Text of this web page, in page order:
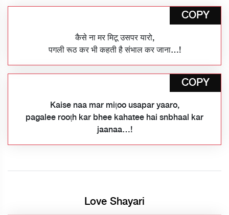
COPY
कैसे ना मर मिटू उसपर यारो,
पगली रूठ कर भी कहती है संभाल कर जाना…!
COPY
Kaise naa mar miṭoo usapar yaaro,
pagalee rooṭh kar bhee kahatee hai snbhaal kar
jaanaa…!
Love Shayari